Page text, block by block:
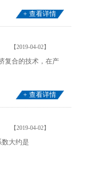
+ 查看详情
【2019-04-02】
复合的技术，在产
+ 查看详情
【2019-04-02】
大约是